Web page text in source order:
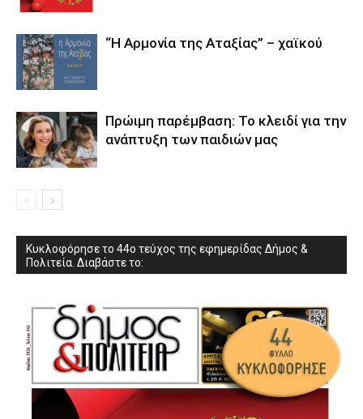
“Η Αρμονία της Αταξίας” – χαϊκού
Πρώιμη παρέμβαση: Το κλειδί για την
ανάπτυξη των παιδιών µας
Κυκλοφόρησε το 44ο τεύχος της εφημερίδας Δήμος &
Πολιτεία. Διαβάστε το: